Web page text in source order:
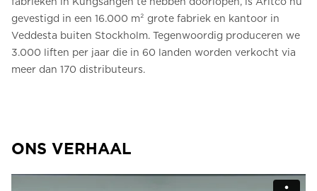
gevestigd in een 16.000 m² grote fabriek en kantoor in
Veddesta buiten Stockholm. Tegenwoordig produceren we
3.000 liften per jaar die in 60 landen worden verkocht via
meer dan 170 distributeurs.
ONS VERHAAL